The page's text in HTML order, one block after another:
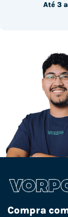
Até 3
Compra